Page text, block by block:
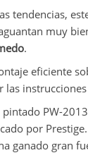
tendencias,
muy
.
eficiente
pintado PW-
por
ganado gran